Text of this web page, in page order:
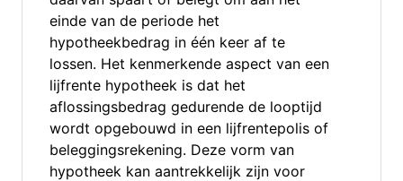
einde van de periode het
hypotheekbedrag in één keer af te
lossen. Het kenmerkende aspect van een
lijfrente hypotheek is dat het
aflossingsbedrag gedurende de looptijd
wordt opgebouwd in een lijfrentepolis of
beleggingsrekening. Deze vorm van
hypotheek kan aantrekkelijk zijn voor